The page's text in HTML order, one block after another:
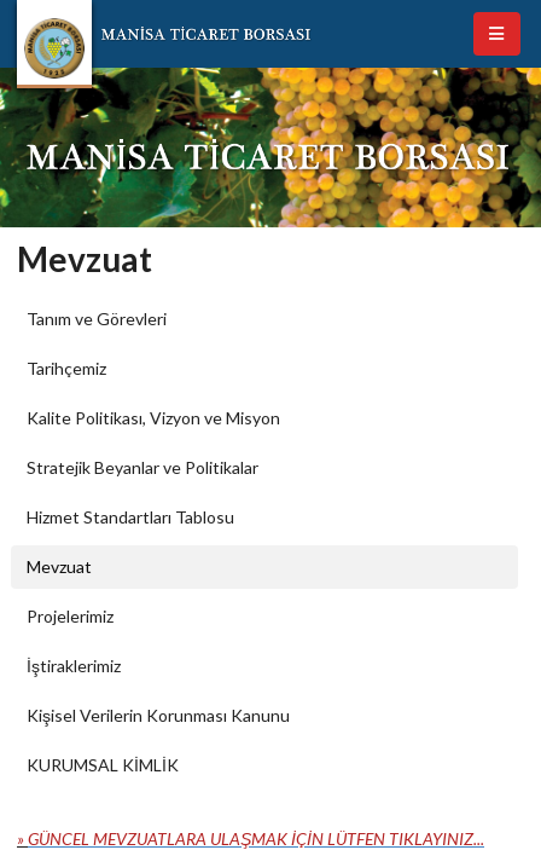
Mevzuat
Tanım ve Görevleri
Tarihçemiz
Kalite Politikası, Vizyon ve Misyon
Stratejik Beyanlar ve Politikalar
Hizmet Standartları Tablosu
Mevzuat
Projelerimiz
İştiraklerimiz
Kişisel Verilerin Korunması Kanunu
KURUMSAL KİMLİK
»GÜNCEL MEVZUATLARA ULAŞMAK İÇİN LÜTFEN TIKLAYINIZ...